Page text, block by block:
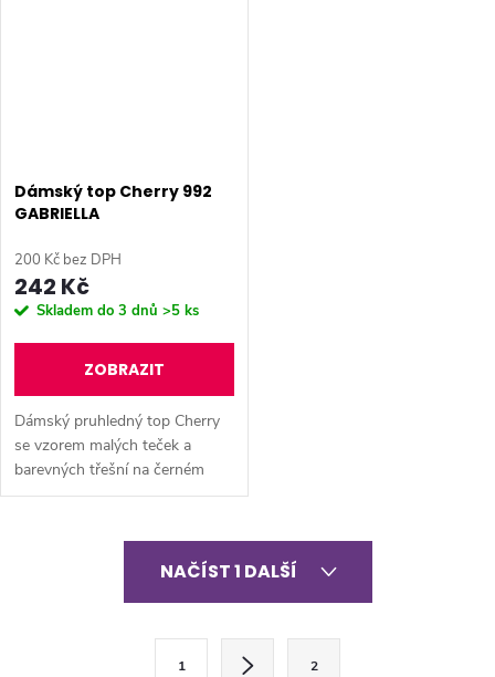
Dámský top Cherry 992
GABRIELLA
200 Kč bez DPH
242 Kč
Skladem do 3 dnů >5 ks
ZOBRAZIT
Dámský pruhledný top Cherry
se vzorem malých teček a
barevných třešní na černém
pozadí.
NAČÍST 1 DALŠÍ
1 2